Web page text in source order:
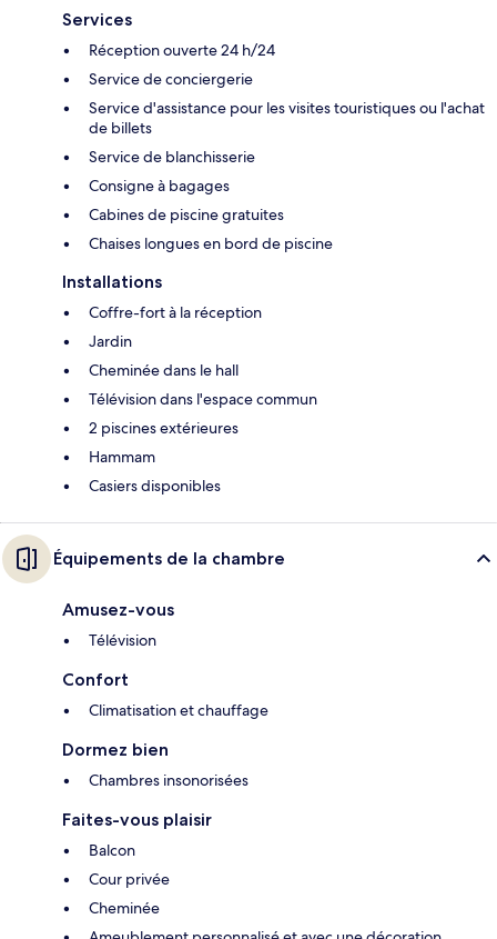
Services
Réception ouverte 24 h/24
Service de conciergerie
Service d'assistance pour les visites touristiques ou l'achat
de billets
Service de blanchisserie
Consigne à bagages
Cabines de piscine gratuites
Chaises longues en bord de piscine
Installations
Coffre-fort à la réception
Jardin
Cheminée dans le hall
Télévision dans l'espace commun
2 piscines extérieures
Hammam
Casiers disponibles
Équipements de la chambre
Amusez-vous
Télévision
Confort
Climatisation et chauffage
Dormez bien
Chambres insonorisées
Faites-vous plaisir
Balcon
Cour privée
Cheminée